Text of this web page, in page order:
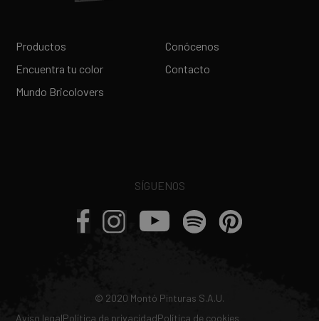
Productos
Encuentra tu color
Mundo Bricolovers
Conócenos
Contacto
SÍGUENOS
© 2020 Montó Pinturas S.A.U.
Aviso legalPolítica de privacidadPolítica de cookies